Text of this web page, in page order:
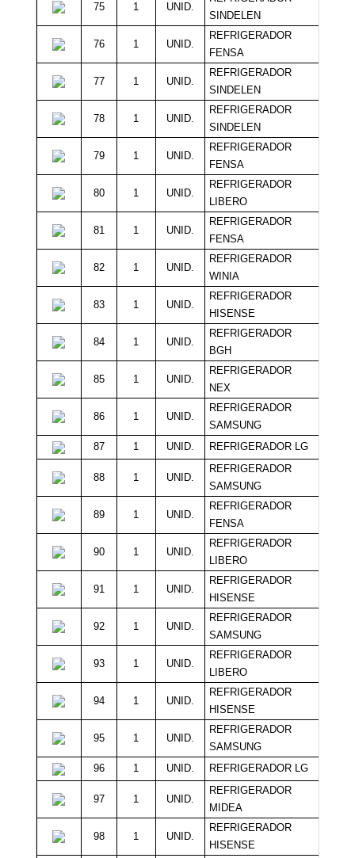
75 1 UNID.
SINDELEN
76 1 UNID.
REFRIGERADOR
FENSA
77 1 UNID.
REFRIGERADOR
SINDELEN
78 1 UNID.
REFRIGERADOR
SINDELEN
79 1 UNID.
REFRIGERADOR
FENSA
80 1 UNID.
REFRIGERADOR
LIBERO
81 1 UNID.
REFRIGERADOR
FENSA
82 1 UNID.
REFRIGERADOR
WINIA
83 1 UNID.
REFRIGERADOR
HISENSE
84 1 UNID.
REFRIGERADOR
BGH
85 1 UNID.
REFRIGERADOR
NEX
86 1 UNID.
REFRIGERADOR
SAMSUNG
87 1 UNID. REFRIGERADOR LG
88 1 UNID.
REFRIGERADOR
SAMSUNG
89 1 UNID.
REFRIGERADOR
FENSA
90 1 UNID.
REFRIGERADOR
LIBERO
91 1 UNID.
REFRIGERADOR
HISENSE
92 1 UNID.
REFRIGERADOR
SAMSUNG
93 1 UNID.
REFRIGERADOR
LIBERO
94 1 UNID.
REFRIGERADOR
HISENSE
95 1 UNID.
REFRIGERADOR
SAMSUNG
96 1 UNID. REFRIGERADOR LG
97 1 UNID.
REFRIGERADOR
MIDEA
98 1 UNID.
REFRIGERADOR
HISENSE